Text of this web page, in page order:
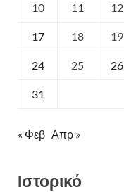
10 11 12
17 18 19
24 25 26
31
« Φεβ Απρ »
Ιστορικό